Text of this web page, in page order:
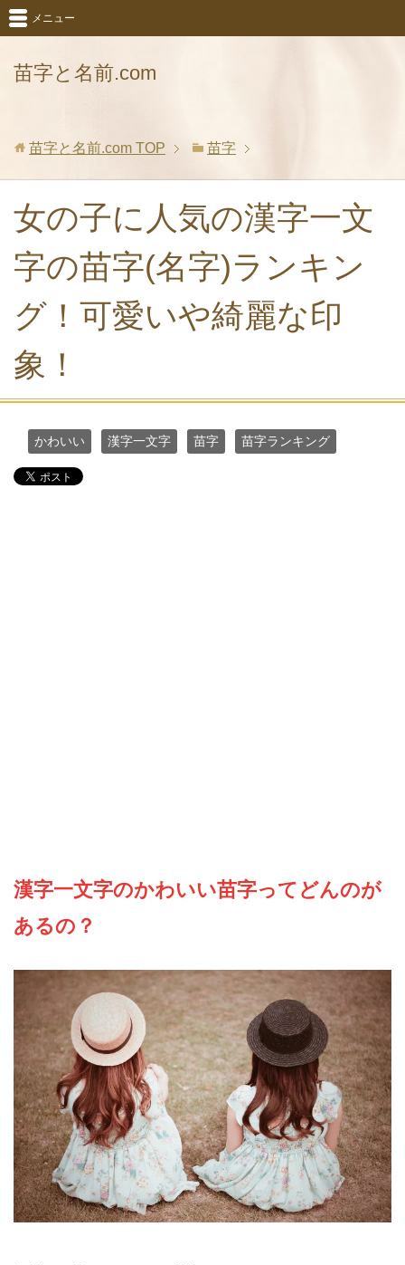
苗字と名前.com
メニュー
苗字と名前.com TOP 苗字
女の子に人気の漢字一文
字の苗字(名字)ランキン
グ！可愛いや綺麗な印
象！
かわいい 漢字一文字 苗字 苗字ランキング
漢字一文字のかわいい苗字ってどんのが
あるの？